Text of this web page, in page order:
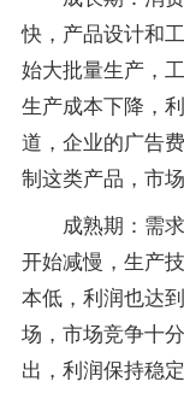
快，产品设计和
始大批量生产，
生产成本下降，
道，企业的广告
制这类产品，市
成熟期：需求
开始减慢，生产
本低，利润也达
场，市场竞争十
出，利润保持稳